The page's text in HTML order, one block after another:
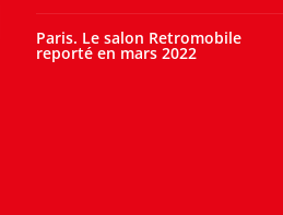
Paris. Le salon Retromobile
reporté en mars 2022